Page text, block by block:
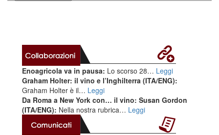
Enoagricola va in pausa: Lo scorso 28… Leggi
Graham Holter: il vino e l’Inghilterra (ITA/ENG):
Graham Holter è il… Leggi
Da Roma a New York con… il vino: Susan Gordon
(ITA/ENG): Nella nostra rubrica… Leggi